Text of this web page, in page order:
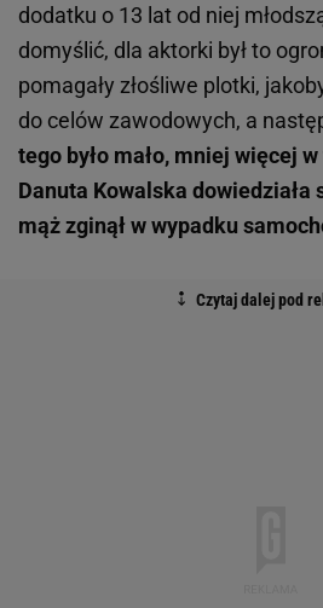
dodatku o 13 lat od niej
domyślić, dla aktorki był to
pomagały złośliwe plotki,
do celów zawodowych, a
tego było mało, mniej więcej
Danuta Kowalska dowiedziała
mąż zginął w wypadku